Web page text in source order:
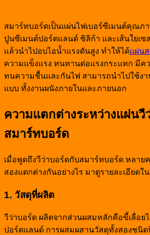
สมาร์ทบอร์ดเป็นแผ่นไฟเบอร์ซีเมนต์คุณภ
ปูนซีเมนต์ปอร์ตแลนด์ ซิลิก้า และเส้นใยเซ
แล้วนำไปอบไอน้ำแรงดันสูง ทำให้ได้แผ่น
ความแข็งแรง ทนทานต่อแรงกระแทก มีค
ทนความชื้นและกันไฟ สามารถนำไปใช้งา
แบบ ทั้งงานผนังภายในและภายนอก
ความแตกต่างระหว่างแผ่นวี
สมาร์ทบอร์ด
เมื่อพูดถึงวีว่าบอร์ดกับสมาร์ทบอร์ด หลาย
สองแตกต่างกันอย่างไร มาดูรายละเอียดใ
1. วัสดุที่ผลิต
วีว่าบอร์ด ผลิตจากส่วนผสมหลักคือขี้เลื่อย
ปอร์ตแลนด์ การผสมผสานวัสดุทั้งสองชนิ